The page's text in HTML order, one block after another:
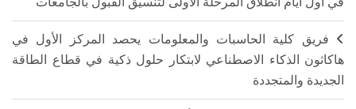
فريق كلية الحاسبات والمعلومات يحصد المركز الأول في
هاكاثون الذكاء الاصطناعي لابتكار حلول ذكية في قطاع الطاقة
الجديدة والمتجددة